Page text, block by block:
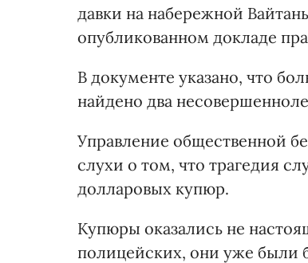
давки на набережной
опубликованном докладе
В документе указано, что
найдено два
Управление общественной
слухи о том, что трагедия
долларовых купюр.
Купюры оказались не
полицейских, они уже были